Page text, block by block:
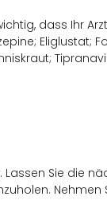
dass Ihr
Eliglustat;
Sie die